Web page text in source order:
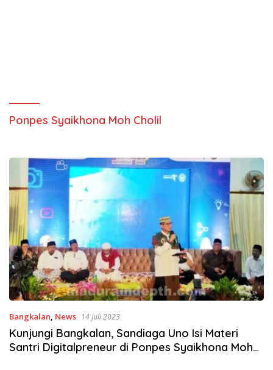
Ponpes Syaikhona Moh Cholil
Bangkalan, News 14 Juli 2023
Kunjungi Bangkalan, Sandiaga Uno Isi Materi
Santri Digitalpreneur di Ponpes Syaikhona Moh